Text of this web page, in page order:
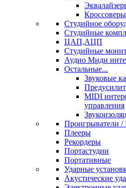
Кроссоверы
Студийное
Студийные
ЦАП,АЦП
Студийные
Аудио Миди
Остальные...
Звуковые
MIDI
управления
Проигрыватели /
Плееры
Рекордеры
Портастудии
Портативные
Ударные
Акустические